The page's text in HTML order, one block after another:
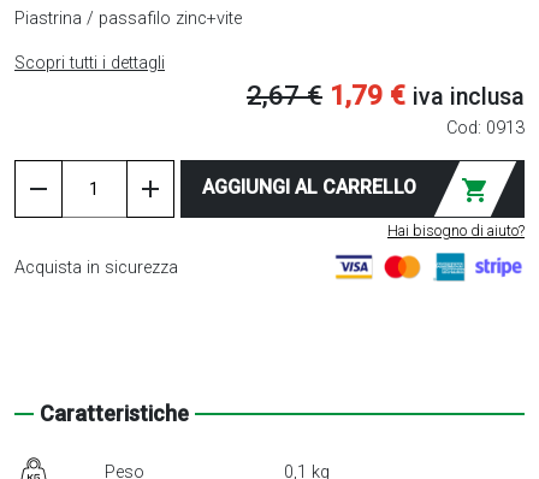
Piastrina / passafilo zinc+vite
Scopri tutti i dettagli
2,67€ Il
originale
era:
2,67 €.
1,79 €Il
prezzo
attuale
è:
1,79 €.
iva inclusa
Cod: 0913
add
singola
z/plast.
pali
remove AGGIUNGI AL CARRELLO shopping_cart
Hai bisogno di aiuto?
Acquista in sicurezza
Caratteristiche
Peso 0,1 kg